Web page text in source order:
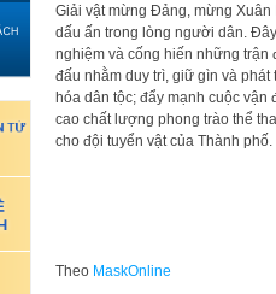
Giải vật mừng Đảng, mừng
dấu ấn trong lòng người dân.
nghiệm và cống hiến những trận
đấu nhằm duy trì, giữ gìn và phát
hóa dân tộc; đẩy mạnh cuộc
cao chất lượng phong trào thể
cho đội tuyển vật của Thành phố.
Theo MaskOnline